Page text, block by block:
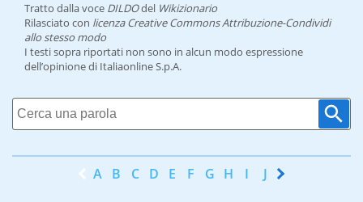
Tratto dalla voce DILDOdel Wikizionario
Rilasciato con licenza Creative Commons Attribuzione-Condividi
allo stesso modo
I testi sopra riportati non sono in alcun modo espressione
dell’opinione di Italiaonline S.p.A.
A B C D E F G H I J K